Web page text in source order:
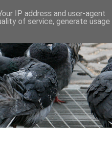
IP address and user-agent
of service, generate usage